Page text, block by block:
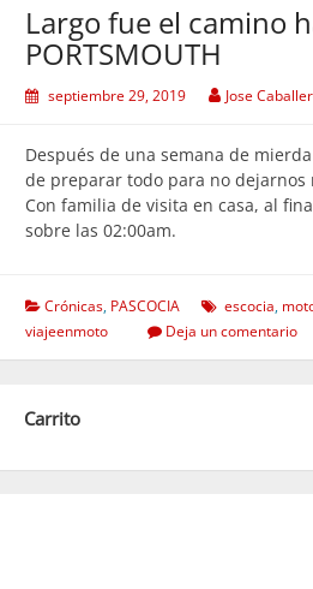
Largo fue el camino
PORTSMOUTH
septiembre 29, 2019 Jose
Después de una semana de
de preparar todo para no dejarnos
Con familia de visita en casa, al
sobre las 02:00am.
Crónicas, PASCOCIA escocia,
viajeenmoto
Deja un comentario
Carrito